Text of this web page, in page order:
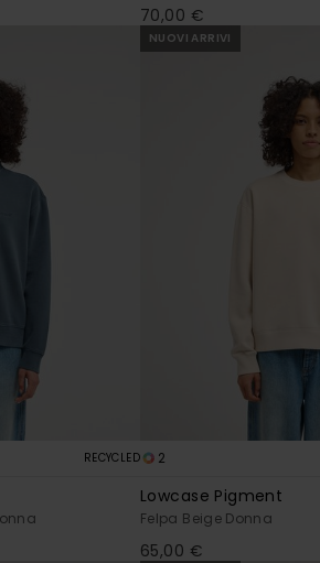
70,00 €
RECYCLED
NUOVI ARRIVI
2
Lowcase Pigment
Felpa Beige Donna
65,00 €